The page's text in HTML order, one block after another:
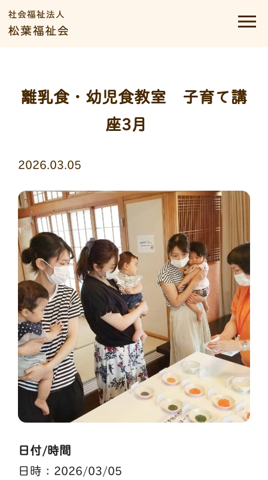
離乳食・幼児食教室 子育て講
座3月
2026.03.05
日付/時間
日時：2026/03/05